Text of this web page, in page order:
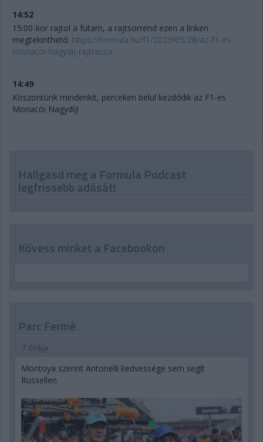
14:52
15:00-kor rajtol a futam, a rajtsorrend ezen a linken
megtekinthető: https://formula.hu/f1/2023/05/28/az-f1-es-
monacoi-nagydij-rajtracsa
14:49
Köszöntünk mindenkit, perceken belül kezdődik az F1-es
Monacói Nagydíj!
Hallgasd meg a Formula Podcast
legfrissebb adását!
Kövess minket a Facebookon
Parc Fermé
7 órája
Montoya szerint Antonelli kedvessége sem segít
Russellen